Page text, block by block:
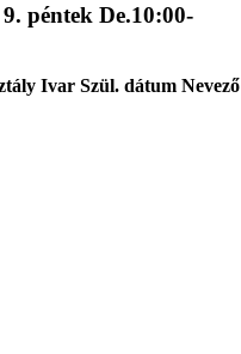
péntek De.10:00-
Ivar Szül. dátum Nevező